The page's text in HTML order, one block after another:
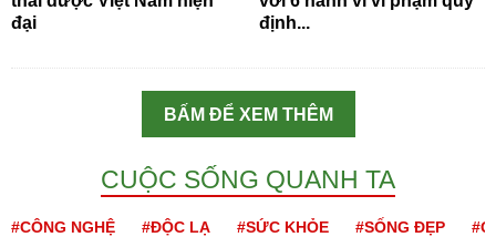
đại
định...
BẤM ĐỂ XEM THÊM
CUỘC SỐNG QUANH TA
#CÔNG NGHỆ #ĐỘC LẠ #SỨC KHỎE #SỐNG ĐẸP